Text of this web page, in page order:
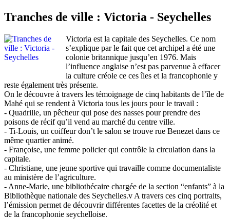
Tranches de ville : Victoria - Seychelles
Victoria est la capitale des Seychelles. Ce nom
s’explique par le fait que cet archipel a été une
colonie britannique jusqu’en 1976. Mais
l’influence anglaise n’est pas parvenue à effacer
la culture créole ce ces îles et la francophonie y
reste également très présente.
On le découvre à travers les témoignage de cinq habitants de l’île de
Mahé qui se rendent à Victoria tous les jours pour le travail :
- Quadrille, un pêcheur qui pose des nasses pour prendre des
poisons de récif qu’il vend au marché du centre ville.
- Ti-Louis, un coiffeur don’t le salon se trouve rue Benezet dans ce
même quartier animé.
- Françoise, une femme policier qui contrôle la circulation dans la
capitale.
- Christiane, une jeune sportive qui travaille comme documentaliste
au ministère de l’agriculture.
- Anne-Marie, une bibliothécaire chargée de la section “enfants” à la
Bibliothèque nationale des Seychelles.v A travers ces cinq portraits,
l’émission permet de découvrir différentes facettes de la créolité et
de la francophonie seychelloise.